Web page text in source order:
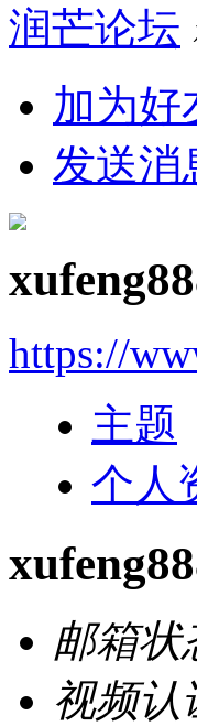
润芒论坛
加为好
发送消
https://
主题
个人
邮箱状
视频认